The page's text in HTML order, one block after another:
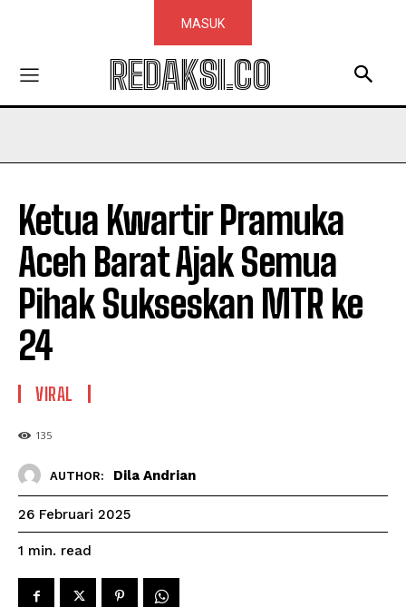
MASUK
REDAKSI.CO
Ketua Kwartir Pramuka
Aceh Barat Ajak Semua
Pihak Sukseskan MTR ke
24
VIRAL
135
AUTHOR: Dila Andrian
26 Februari 2025
1 min. read